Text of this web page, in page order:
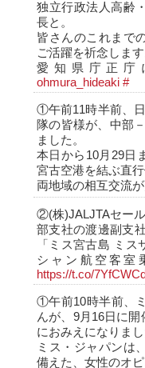
独立行政法人高齢
長と。
皆さんのこれまで
ご活躍を祈念します
愛知県庁正
ohmura_hideaki #
①午前11時半前、
隊の皆様が、中部
ました。
本日から10月29日
宮古空港を結ぶ直
両地域の相互交流
②(株)JALJTAセー
部支社の渡邊副支
「ミス宮古島 ミ
シャン航空客室
https://t.co/
①午前10時半前、
んが、9月16日に
におみえになりまし
ミス・ジャパンは
備えた、女性のオ